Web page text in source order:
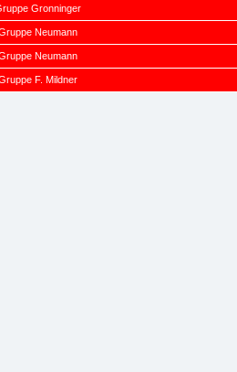
Gronninger
Neumann
Neumann
F. Mildner